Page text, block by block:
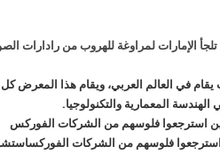
الإمارات لمراوغة للهروب من رادارات
المعمارية والتكنولوجيا.
فلوسهم من الشركات الفوركس